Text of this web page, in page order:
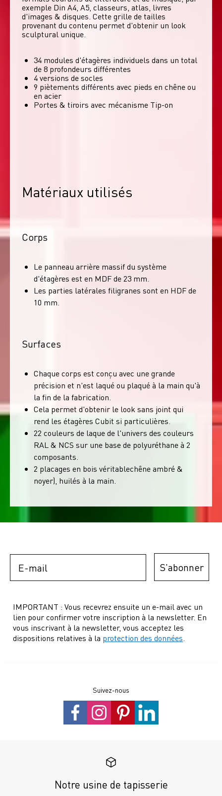
exemple Din A4, A5, classeurs, atlas, livres
d'images & disques. Cette grille de tailles
provenant du contenu permet d'obtenir un look
sculptural unique.
34 modules d'étagères individuels dans un total
de 8 profondeurs différentes
4 versions de socles
9 piètements différents avec pieds en chêne ou
en acier
Portes & tiroirs avec mécanisme Tip-on
Matériaux utilisés
Corps
Le panneau arrière massif du système
d'étagères est en MDF de 23 mm.
Les parties latérales filigranes sont en HDF de
10 mm.
Surfaces
Chaque corps est conçu avec une grande
précision et n'est laqué ou plaqué à la main qu'à
la fin de la fabrication.
Cela permet d'obtenir le look sans joint qui
rend les étagères Cubit si particulières.
22 couleurs de laque de l'univers des couleurs
RAL & NCS sur une base de polyuréthane à 2
composants.
2 placages en bois véritablechêne ambré &
noyer), huilés à la main.
S'abonner
IMPORTANT : Vous recevrez ensuite un e-mail avec un
lien pour confirmer votre inscription à la newsletter. En
vous inscrivant à la newsletter, vous acceptez les
dispositions relatives à la protection des données
Suivez-nous
Notre usine de tapisserie